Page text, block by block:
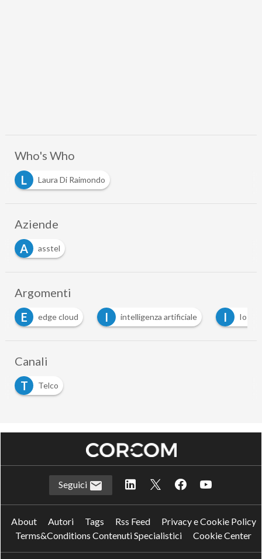
Who's Who
L
Laura Di Raimondo
Aziende
A
asstel
Argomenti
I
intelligenza artificiale I IoT T Telco per
Canali
T
Telco
Seguici
About Autori Tags Rss Feed
Privacy e Cookie Policy
Terms&Conditions Contenuti Specialistici
Cookie Center